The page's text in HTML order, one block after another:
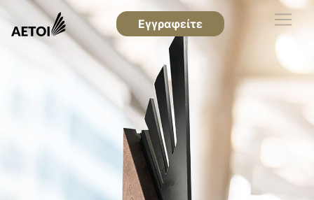
Εγγραφείτε